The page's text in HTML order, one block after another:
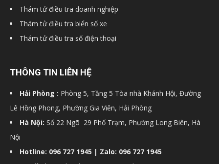
dịch
thám
Thám tử điều tra doanh nghiệp
Thám tử điều tra biển số xe
Thám tử điều tra số điện thoại
THÔNG TIN LIÊN HỆ
Hải Phòng : Phòng 5, Tầng 5 Tòa nhà Khánh Hội, Đường
Lê Hồng Phong, Phường Gia Viên, Hải Phòng
Hà Nội: Số 22 Ngõ 29 Phố Trạm, Phường Long Biên, Hà
Nội
Hotline: 096 727 1945 | Zalo: 096 727 1945